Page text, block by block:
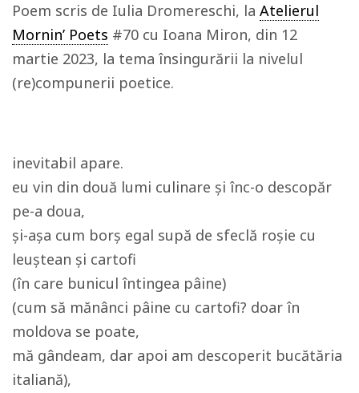
Poem scris de Iulia Dromereschi, la Atelierul
Mornin’ Poets #70 cu Ioana Miron, din 12
martie 2023, la tema însingurării la nivelul
(re)compunerii poetice.
inevitabil apare.
eu vin din două lumi culinare și înc-o descopăr
pe-a doua,
și-așa cum borș egal supă de sfeclă roșie cu
leuștean și cartofi
(în care bunicul întingea pâine)
(cum să mănânci pâine cu cartofi? doar în
moldova se poate,
mă gândeam, dar apoi am descoperit bucătăria
italiană),